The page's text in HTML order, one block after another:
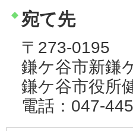
宛て先
〒273-0195
鎌ケ谷市新鎌
鎌ケ谷市役所
電話：047-